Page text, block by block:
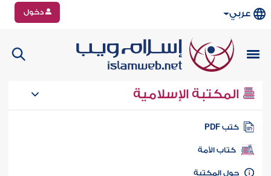
عربي دخول
المكتبة الإسلامية
كتب PDF
كتاب الأمة